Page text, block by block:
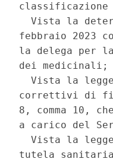
classificazione
Vista la
febbraio 2023
la delega per
dei medicinali;
Vista la
correttivi di
8, comma 10,
a carico del
Vista la
tutela